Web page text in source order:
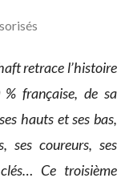
retrace l’histoire
% française, de sa
hauts et ses bas,
ses coureurs, ses
Ce troisième